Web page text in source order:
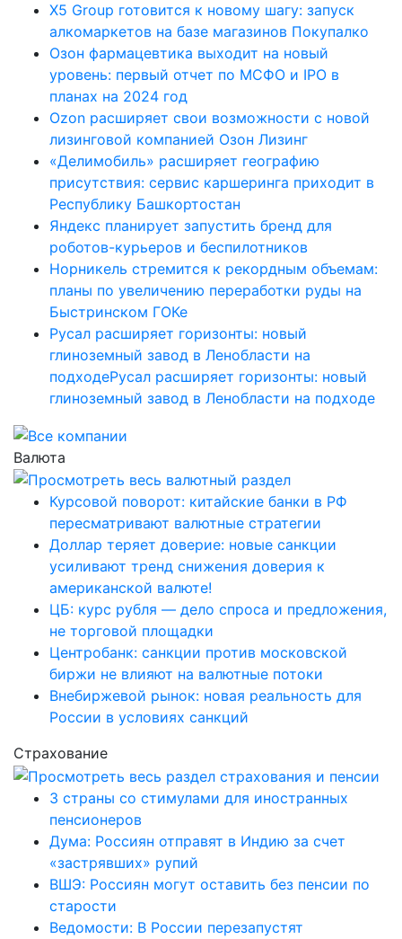
X5 Group готовится к новому шагу: запуск
алкомаркетов на базе магазинов Покупалко
Озон фармацевтика выходит на новый
уровень: первый отчет по МСФО и IPO в
планах на 2024 год
Ozon расширяет свои возможности с новой
лизинговой компанией Озон Лизинг
«Делимобиль» расширяет географию
присутствия: сервис каршеринга приходит в
Республику Башкортостан
Яндекс планирует запустить бренд для
роботов-курьеров и беспилотников
Норникель стремится к рекордным объемам:
планы по увеличению переработки руды на
Быстринском ГОКе
Русал расширяет горизонты: новый
глиноземный завод в Ленобласти на
подходеРусал расширяет горизонты: новый
глиноземный завод в Ленобласти на подходе
Валюта
Курсовой поворот: китайские банки в РФ
пересматривают валютные стратегии
Доллар теряет доверие: новые санкции
усиливают тренд снижения доверия к
американской валюте!
ЦБ: курс рубля — дело спроса и предложения,
не торговой площадки
Центробанк: санкции против московской
биржи не влияют на валютные потоки
Внебиржевой рынок: новая реальность для
России в условиях санкций
Страхование
3 страны со стимулами для иностранных
пенсионеров
Дума: Россиян отправят в Индию за счет
«застрявших» рупий
ВШЭ: Россиян могут оставить без пенсии по
старости
Ведомости: В России перезапустят